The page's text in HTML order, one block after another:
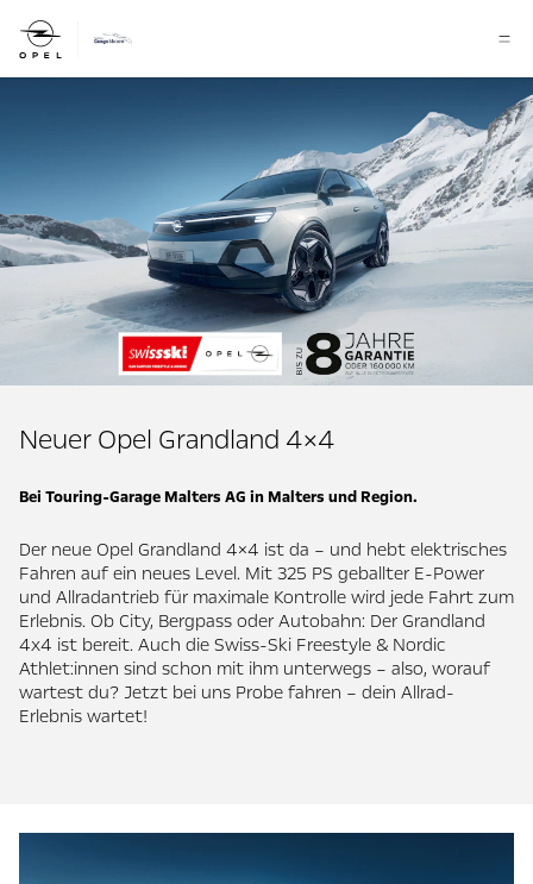
Neuer Opel Grandland 4×4
Bei Touring-Garage Malters AG in Malters und Region.
Der neue Opel Grandland 4×4 ist da – und hebt elektrisches
Fahren auf ein neues Level. Mit 325 PS geballter E-Power
und Allradantrieb für maximale Kontrolle wird jede Fahrt zum
Erlebnis. Ob City, Bergpass oder Autobahn: Der Grandland
4x4 ist bereit. Auch die Swiss-Ski Freestyle & Nordic
Athlet:innen sind schon mit ihm unterwegs – also, worauf
wartest du? Jetzt bei uns Probe fahren – dein Allrad-
Erlebnis wartet!